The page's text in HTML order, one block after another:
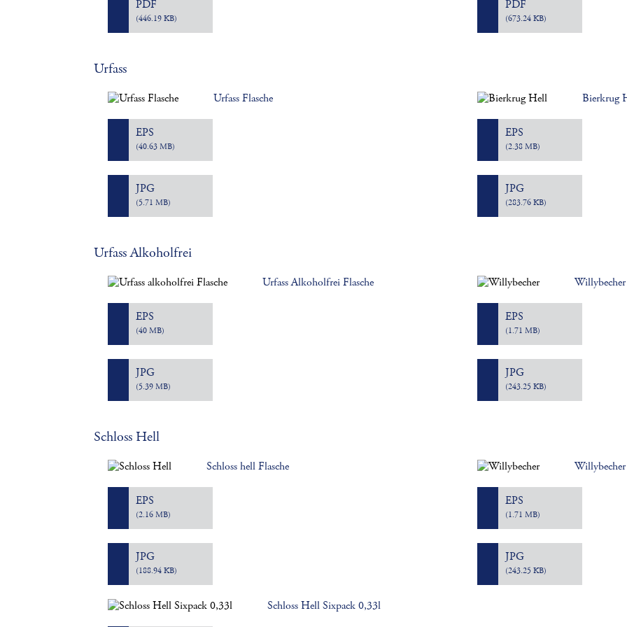
PDF
(446.19 KB)
PDF
(673.24 KB)
Urfass
Urfass Flasche
EPS
(40.63 MB)
JPG
(5.71 MB)
Bierkrug
EPS
(2.38 MB)
JPG
(283.76 KB)
Urfass Alkoholfrei
Urfass Alkoholfrei Flasche
EPS
(40 MB)
JPG
(5.39 MB)
Willybecher
EPS
(1.71 MB)
JPG
(243.25 KB)
Schloss Hell
Schloss hell Flasche
EPS
(2.16 MB)
JPG
(188.94 KB)
Willybecher
EPS
(1.71 MB)
JPG
(243.25 KB)
Schloss Hell Sixpack 0,33l